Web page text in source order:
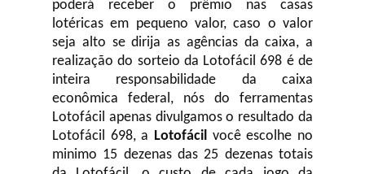
poderá receber o prêmio nas casas
lotéricas em pequeno valor, caso o valor
seja alto se dirija as agências da caixa, a
realização do sorteio da Lotofácil 698 é de
inteira responsabilidade da caixa
econômica federal, nós do ferramentas
Lotofácil apenas divulgamos o resultado da
Lotofácil 698, a Lotofácil você escolhe no
minimo 15 dezenas das 25 dezenas totais